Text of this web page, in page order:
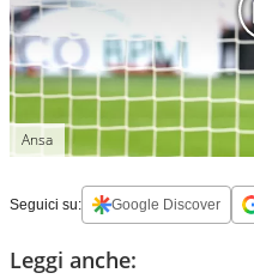
Ansa
Seguici su: Google Discover
Leggi anche: